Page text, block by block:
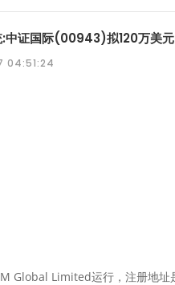
:中证国际(00943)拟120万美
04:51:24
Global Limited运行，注册地